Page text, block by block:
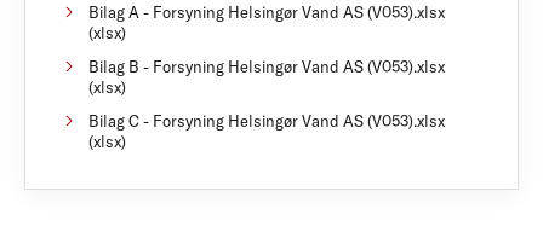
Bilag A - Forsyning Helsingør Vand AS (V053).xlsx
(xlsx)
Bilag B - Forsyning Helsingør Vand AS (V053).xlsx
(xlsx)
Bilag C - Forsyning Helsingør Vand AS (V053).xlsx
(xlsx)